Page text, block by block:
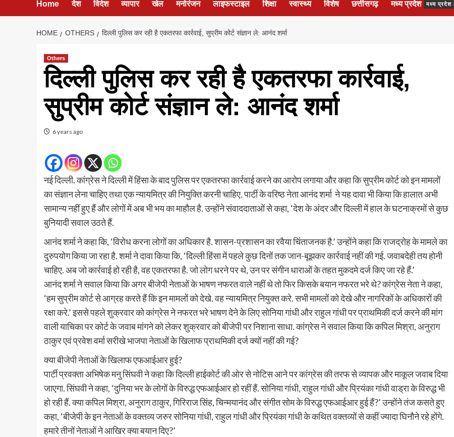
Home देश विदेश व्यापार खेल मनोरंजन लाइफस्टाइल शिक्षा स्वास्थ्य विशेष छत्तीसगढ़ मध्य प्रदेश मध्य प्रदेश
HOME OTHERS दिल्ली पुलिस कर रही है एकतरफा कार्रवाई, सुप्रीम कोर्ट संज्ञान ले: आनंद शर्मा
Others
दिल्ली पुलिस कर रही है एकतरफा कार्रवाई,
सुप्रीम कोर्ट संज्ञान ले: आनंद शर्मा
6 years ago
नई दिल्ली. कांग्रेस ने दिल्ली में हिंसा के बाद पुलिस पर एकतरफा कार्रवाई करने का आरोप लगाया और कहा कि सुप्रीम कोर्ट को इन मामलों
का संज्ञान लेना चाहिए तथा एक न्यायमित्र की नियुक्ति करनी चाहिए. पार्टी के वरिष्ठ नेता आनंद शर्मा ने यह दावा भी किया कि हालात अभी
सामान्य नहीं हुए हैं और लोगों में अब भी भय का माहौल है. उन्होंने संवाददाताओं से कहा, ‘देश के अंदर और दिल्ली में हाल के घटनाक्रमों से कुछ
बुनियादी सवाल उठते हैं.
आनंद शर्मा ने कहा कि, ‘विरोध करना लोगों का अधिकार है. शासन-प्रशासन का रवैया चिंताजनक है.’ उन्होंने कहा कि राजद्रोह के मामले का
दुरुपयोग किया जा रहा है. शर्मा ने दावा किया कि, ‘दिल्ली हिंसा में पहले कुछ दिनों तक जान-बूझकर कार्रवाई नहीं की गई. जवाबदेही तय होनी
चाहिए. अब जो कार्रवाई हो रही है, वह एकतरफा है. जो लोग धरने पर थे, उन पर संगीन धाराओं के तहत मुकदमे दर्ज किए जा रहे हैं.’
आनंद शर्मा ने सवाल किया कि अगर बीजेपी नेताओं के भाषण नफरत वाले नहीं थे तो फिर किसके बयान नफरत भरे थे? कांग्रेस नेता ने कहा,
‘हम सुप्रीम कोर्ट से आग्रह करते हैं कि इन मामलों को देखे. वह न्यायमित्र नियुक्त करे. सभी मामलों को देखे और नागरिकों के अधिकारों की
रक्षा करे.’ इससे पहले शुक्रवार को कांग्रेस ने नफरत भरे भाषण देने के लिए सोनिया गांधी और राहुल गांधी पर प्राथमिकी दर्ज करने की मांग
वाली याचिका पर कोर्ट के जवाब मांगने को लेकर शुक्रवार को बीजेपी पर निशाना साधा. कांग्रेस ने सवाल किया कि कपिल मिश्रा, अनुराग
ठाकुर एवं प्रवेश वर्मा सरीखे भाजपा नेताओं के खिलाफ प्राथमिकी दर्ज क्यों नहीं की गई?
क्या बीजेपी नेताओं के खिलाफ एफआईआर हुई?
पार्टी प्रवक्ता अभिषेक मनु सिंघवी ने कहा कि दिल्ली हाईकोर्ट की ओर से नोटिस आने पर कांग्रेस की तरफ से व्यापक और माकूल जवाब दिया
जाएगा. सिंघवी ने कहा, ‘दुनिया भर के लोगों के विरुद्ध एफआईआर हो रहीं हैं. सोनिया गांधी, राहुल गांधी और प्रियंका गांधी वाड्रा के विरुद्ध भी
हो रही हैं. क्या कपिल मिश्रा, अनुराग ठाकुर, गिरिराज सिंह, चिन्मयानंद और संगीत सोम के विरुद्ध एफआईआर हुई हैं?’ उन्होंने तंज कसते हुए
कहा, ‘बीजेपी के इन नेताओं के वक्तव्य जरुर सोनिया गांधी, राहुल गांधी और प्रियंका गांधी के कथित वक्तव्यों से कहीं ज्यादा घिनौने रहे होंगे.
हमारे तीनों नेताओं ने आखिर क्या बयान दिए?’